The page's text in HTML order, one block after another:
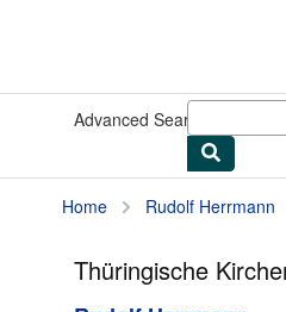
Advanced Search
Home Rudolf Herrmann
Thüringische